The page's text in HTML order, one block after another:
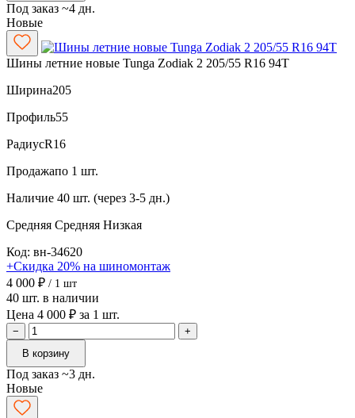
Под заказ ~4 дн.
Новые
Шины летние новые Tunga Zodiak 2 205/55 R16 94T
Ширина205
Профиль55
РадиусR16
Продажапо 1 шт.
Наличие 40 шт. (через 3-5 дн.)
Средняя Средняя Низкая
Код: вн-34620
+Скидка 20% на шиномонтаж
4 000 ₽ / 1 шт
40 шт. в наличии
Цена 4 000 ₽ за 1 шт.
−
+
В корзину
Под заказ ~3 дн.
Новые